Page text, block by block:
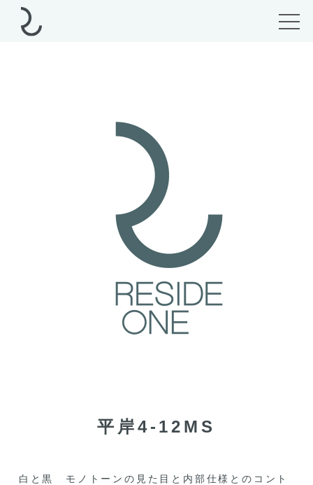
平岸4-12MS
白と黒 モノトーンの見た目と内部仕様とのコント